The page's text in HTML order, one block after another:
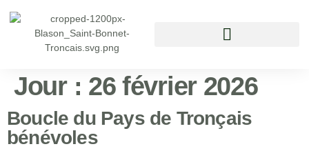
Jour : 26 février 2026
Boucle du Pays de Tronçais
bénévoles